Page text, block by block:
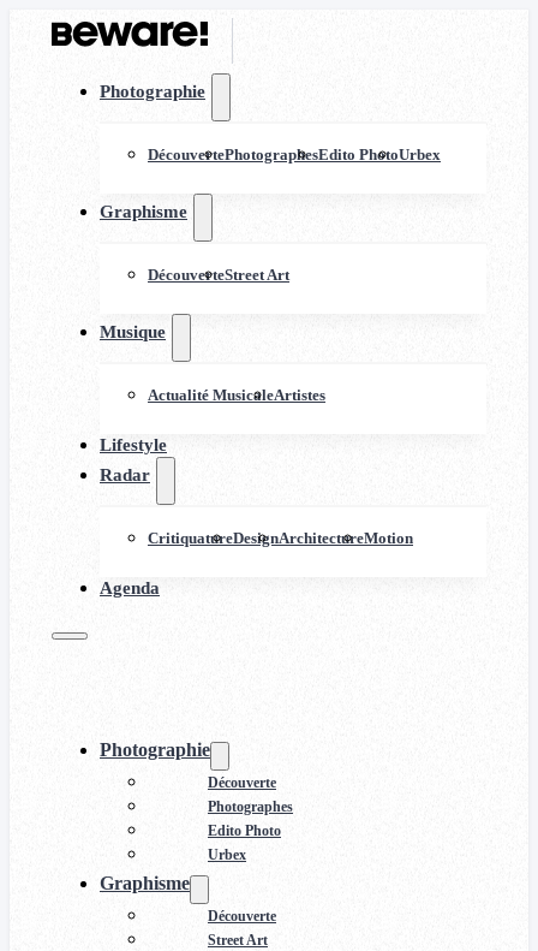
Photographie
DécouvertePhotographesEdito PhotoUrbex
Graphisme
DécouverteStreet Art
Musique
Actualité MusicaleArtistes
Lifestyle
Radar
CritiquatureDesignArchitectureMotion
Agenda
Photographie
Découverte
Photographes
Edito Photo
Urbex
Graphisme
Découverte
Street Art